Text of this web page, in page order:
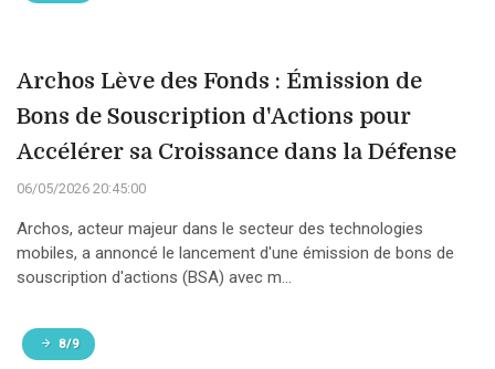
Archos Lève des Fonds : Émission de
Bons de Souscription d'Actions pour
Accélérer sa Croissance dans la Défense
06/05/2026 20:45:00
Archos, acteur majeur dans le secteur des technologies
mobiles, a annoncé le lancement d'une émission de bons de
souscription d'actions (BSA) avec m...
8/9